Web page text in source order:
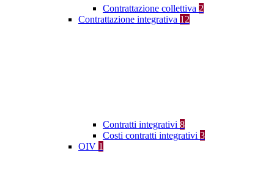
Contrattazione collettiva 2
Contrattazione integrativa 12
Contratti integrativi 8
Costi contratti integrativi 3
OIV 1